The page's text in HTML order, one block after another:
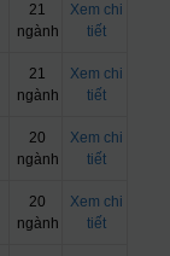
21
ngành
Xem chi
tiết
21
ngành
Xem chi
tiết
20
ngành
Xem chi
tiết
20
ngành
Xem chi
tiết